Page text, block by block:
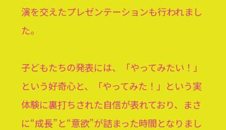
演を交えたプレゼンテーションも行われまし
た。
子どもたちの発表には、「やってみたい！」
という好奇心と、「やってみた！」という実
体験に裏打ちされた自信が表れており、まさ
に“成長”と“意欲”が詰まった時間となりまし